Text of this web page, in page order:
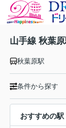
山手線 秋葉
秋葉原駅
条件から探す
おすすめの駅